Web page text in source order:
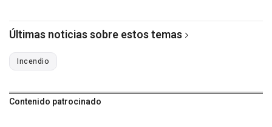
Últimas noticias sobre estos temas
Incendio
Contenido patrocinado